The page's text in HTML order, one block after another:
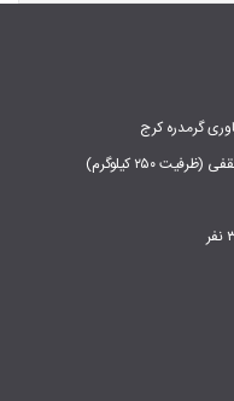
۲۵۰ کیلوگرم)